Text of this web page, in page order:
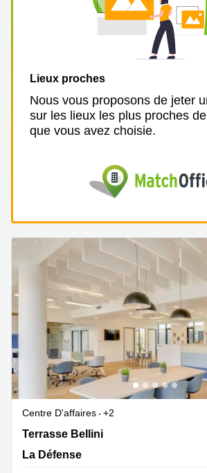
Lieux proches
Nous vous proposons de jeter
sur les lieux les plus proches
que vous avez choisie.
Centre D'affaires
+2
1 Terrasse Bellini, La Défense
Terrasse Bellini
La Défense